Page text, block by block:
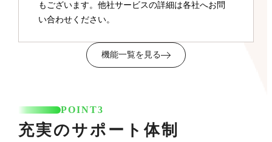
もございます。他社サービスの詳細は各社へお問
い合わせください。
機能一覧を見る
POINT3
充実のサポート体制